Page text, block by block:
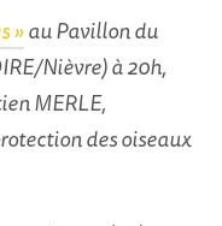
»au Pavillon du
Nièvre) à 20h,
MERLE,
des oiseaux